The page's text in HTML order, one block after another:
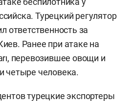
Турецкий регулятор
ответственность за
Ранее при атаке на
перевозившее овощи и
четыре человека.
турецкие экспортеры